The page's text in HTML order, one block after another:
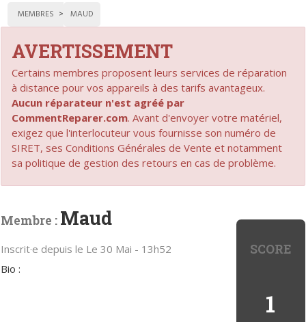
MEMBRES MAUD
AVERTISSEMENT
Certains membres proposent leurs services de réparation
à distance pour vos appareils à des tarifs avantageux.
Aucun réparateur n'est agréé par
CommentReparer.com. Avant d'envoyer votre matériel,
exigez que l'interlocuteur vous fournisse son numéro de
SIRET, ses Conditions Générales de Vente et notamment
sa politique de gestion des retours en cas de problème.
SCORE
1
Membre : Maud
Inscrit·e depuis le Le 30 Mai - 13h52
Bio :